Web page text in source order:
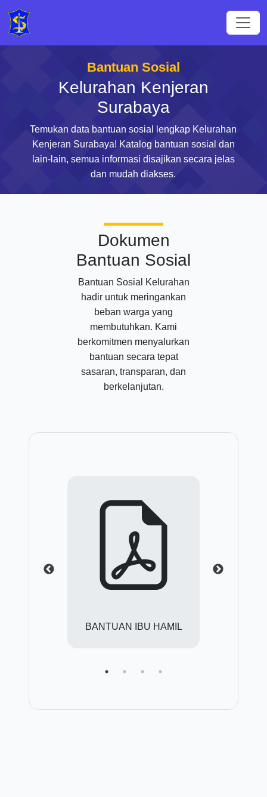
Bantuan Sosial
Kelurahan Kenjeran
Surabaya
Temukan data bantuan sosial lengkap Kelurahan
Kenjeran Surabaya! Katalog bantuan sosial dan
lain-lain, semua informasi disajikan secara jelas
dan mudah diakses.
Dokumen
Bantuan Sosial
Bantuan Sosial Kelurahan
hadir untuk meringankan
beban warga yang
membutuhkan. Kami
berkomitmen menyalurkan
bantuan secara tepat
sasaran, transparan, dan
berkelanjutan.
BANTUAN IBU HAMIL